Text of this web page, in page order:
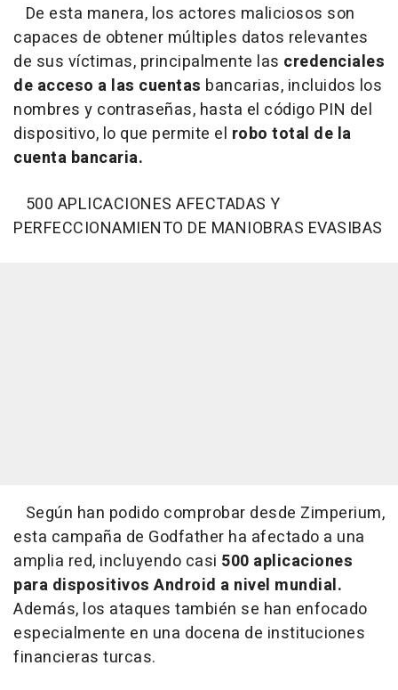
De esta manera, los actores maliciosos son
capaces de obtener múltiples datos relevantes
de sus víctimas, principalmente las credenciales
de acceso a las cuentas bancarias, incluidos los
nombres y contraseñas, hasta el código PIN del
dispositivo, lo que permite el robo total de la
cuenta bancaria.
500 APLICACIONES AFECTADAS Y
PERFECCIONAMIENTO DE MANIOBRAS EVASIBAS
Según han podido comprobar desde Zimperium,
esta campaña de Godfather ha afectado a una
amplia red, incluyendo casi 500 aplicaciones
para dispositivos Android a nivel mundial.
Además, los ataques también se han enfocado
especialmente en una docena de instituciones
financieras turcas.